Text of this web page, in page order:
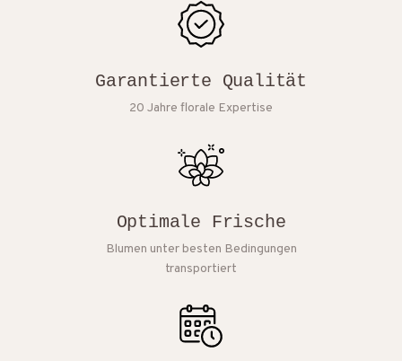
Garantierte Qualität
20 Jahre florale Expertise
Optimale Frische
Blumen unter besten Bedingungen
transportiert